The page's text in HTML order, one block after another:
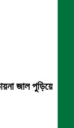
জাল পুড়িয়ে